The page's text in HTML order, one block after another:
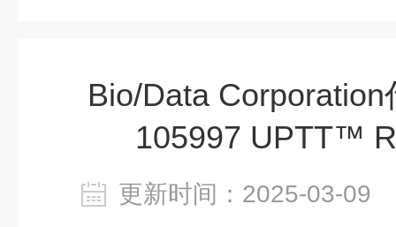
Bio/Data
105997 UPTT™
更新时间：2025-03-